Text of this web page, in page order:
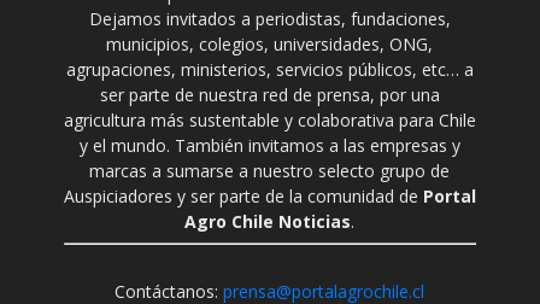
Dejamos invitados a periodistas, fundaciones,
municipios, colegios, universidades, ONG,
agrupaciones, ministerios, servicios públicos, etc… a
ser parte de nuestra red de prensa, por una
agricultura más sustentable y colaborativa para Chile
y el mundo. También invitamos a las empresas y
marcas a sumarse a nuestro selecto grupo de
Auspiciadores y ser parte de la comunidad de Portal
Agro Chile Noticias.
Contáctanos:prensa@portalagrochile.cl